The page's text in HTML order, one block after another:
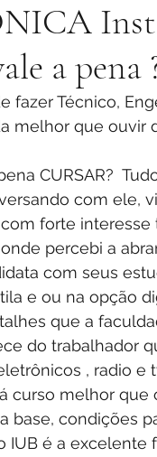
a pena
melhor que ouvir
com ele,
forte
percebi a
com seus
e ou na opção
que a
do trabalhador
, radio e
curso melhor que
base, condições
IUB é a excelente